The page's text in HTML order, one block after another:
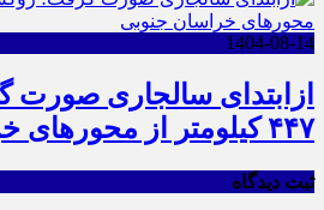
1404-08-14
ازابتدای سالجاری
۴۴۷ کیلومتر از محورهای خراسان جنوبی
ثبت دیدگاه